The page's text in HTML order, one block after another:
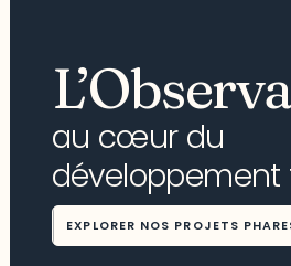
au cœur du
développement
EXPLORER NOS PROJETS